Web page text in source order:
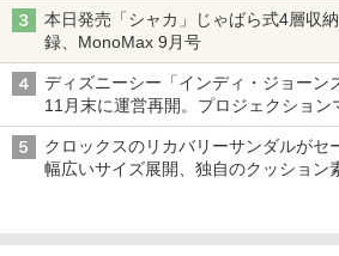
本日発売「シャカ」じゃばら式4層収
録、MonoMax 9月号
ディズニーシー「インディ・ジョーン
11月末に運営再開。プロジェクション
は1500円
クロックスのリカバリーサンダルがセ
幅広いサイズ展開、独自のクッション